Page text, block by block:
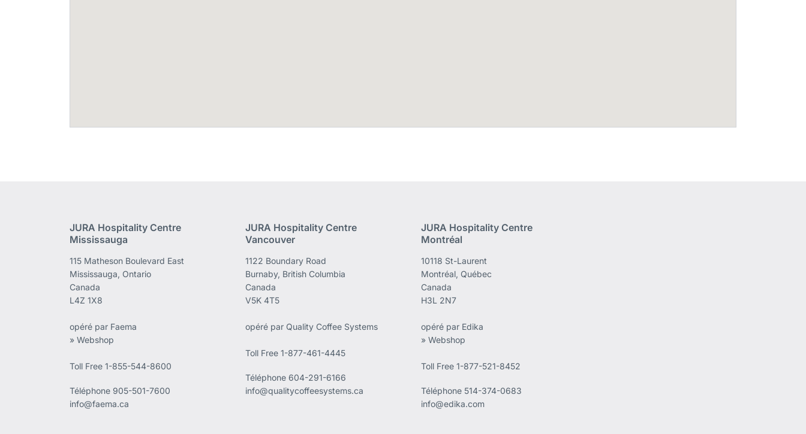
JURA Hospitality Centre
Mississauga
115 Matheson Boulevard East
Mississauga, Ontario
Canada
L4Z 1X8
opéré par Faema
» Webshop
Toll Free 1-855-544-8600
Téléphone 905-501-7600
info@faema.ca
JURA Hospitality Centre
Vancouver
1122 Boundary Road
Burnaby, British Columbia
Canada
V5K 4T5
opéré par Quality Coffee Systems
Toll Free 1-877-461-4445
Téléphone604-291-6166
info@qualitycoffeesystems.ca
JURA Hospitality Centre
Montréal
10118 St-Laurent
Montréal, Québec
Canada
H3L 2N7
opéré par Edika
» Webshop
Toll Free 1-877-521-8452
Téléphone 514-374-0683
info@edika.com